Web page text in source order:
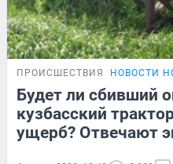
ПРОИСШЕСТВИЯ НОВОСТИ
Будет ли сбивший
кузбасский
ущерб? Отвечают